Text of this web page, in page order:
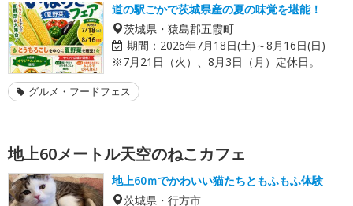
道の駅ごかで茨城県産の夏の味覚を堪能！
茨城県・猿島郡五霞町
期間： 2026年7月18日(土)～8月16日(日)
※7月21日（火）、8月3日（月）定休日。
グルメ・フードフェス
地上60メートル天空のねこカフェ
地上60ｍでかわいい猫たちともふもふ体験
茨城県・行方市